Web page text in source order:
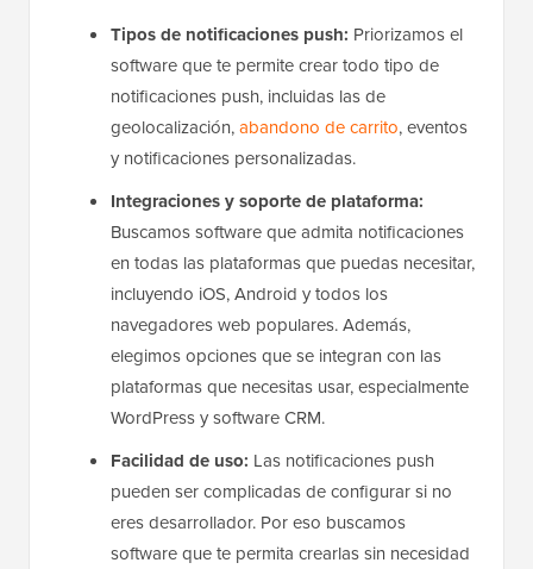
Tipos de notificaciones push: Priorizamos el
software que te permite crear todo tipo de
notificaciones push, incluidas las de
geolocalización,abandono de carrito, eventos
y notificaciones personalizadas.
Integraciones y soporte de plataforma:
Buscamos software que admita notificaciones
en todas las plataformas que puedas necesitar,
incluyendo iOS, Android y todos los
navegadores web populares. Además,
elegimos opciones que se integran con las
plataformas que necesitas usar, especialmente
WordPress y software CRM.
Facilidad de uso: Las notificaciones push
pueden ser complicadas de configurar si no
eres desarrollador. Por eso buscamos
software que te permita crearlas sin necesidad